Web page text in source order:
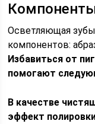
Осветляющая
компонентов:
Избавиться от
помогают
В качестве
эффект